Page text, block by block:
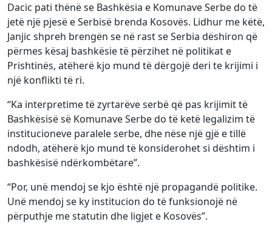
Dacic pati thënë se Bashkësia e Komunave Serbe do të
jetë një pjesë e Serbisë brenda Kosovës. Lidhur me këtë,
Janjic shpreh brengën se në rast se Serbia dëshiron që
përmes kësaj bashkësie të përzihet në politikat e
Prishtinës, atëherë kjo mund të dërgojë deri te krijimi i
një konflikti të ri.
“Ka interpretime të zyrtarëve serbë që pas krijimit të
Bashkësisë së Komunave Serbe do të ketë legalizim të
institucioneve paralele serbe, dhe nëse një gjë e tillë
ndodh, atëherë kjo mund të konsiderohet si dështim i
bashkësisë ndërkombëtare”.
“Por, unë mendoj se kjo është një propagandë politike.
Unë mendoj se ky institucion do të funksionojë në
përputhje me statutin dhe ligjet e Kosovës”.